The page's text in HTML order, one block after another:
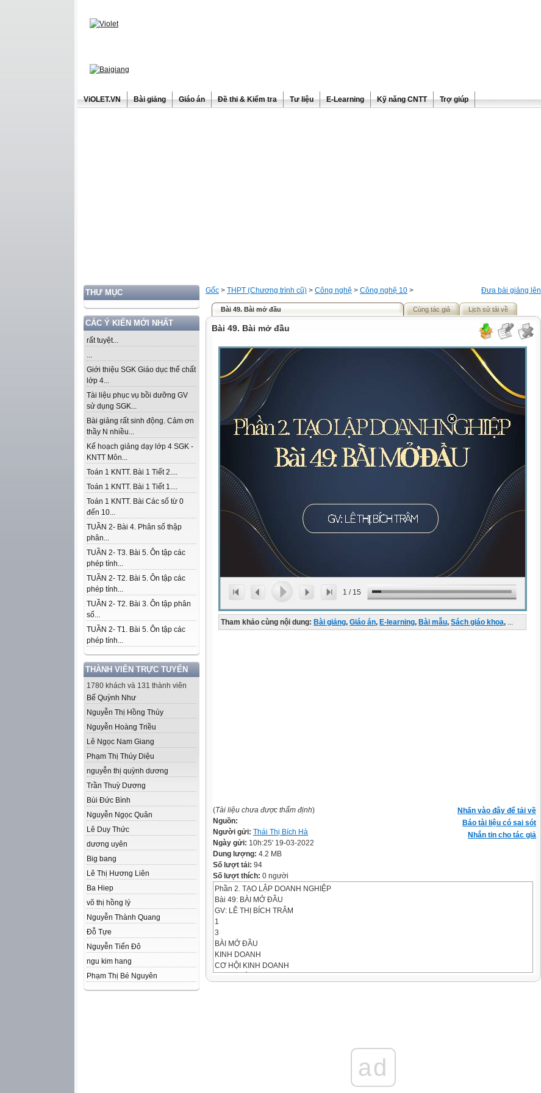
ViOLET.VN Bài giảng Giáo án Đề thi & Kiểm tra Tư liệu E-Learning Kỹ năng CNTT Trợ giúp
THƯ MỤC
CÁC Ý KIẾN MỚI NHẤT
rất tuyệt...
...
Giới thiệu SGK Giáo dục thể chất
lớp 4...
Tài liệu phục vụ bồi dưỡng GV
sử dụng SGK...
Bài giảng rất sinh động. Cảm ơn
thầy N nhiều...
Kế hoạch giảng dạy lớp 4 SGK -
KNTT Môn...
Toán 1 KNTT. Bài 1 Tiết 2....
Toán 1 KNTT. Bài 1 Tiết 1....
Toán 1 KNTT. Bài Các số từ 0
đến 10...
TUẦN 2- Bài 4. Phân số thập
phân...
TUẦN 2- T3. Bài 5. Ôn tập các
phép tính...
TUẦN 2- T2. Bài 5. Ôn tập các
phép tính...
TUẦN 2- T2. Bài 3. Ôn tập phân
số...
TUẦN 2- T1. Bài 5. Ôn tập các
phép tính...
THÀNH VIÊN TRỰC TUYẾN
1780 khách và 131 thành viên
Bế Quỳnh Như
Nguyễn Thị Hồng Thúy
Nguyễn Hoàng Triều
Lê Ngọc Nam Giang
Phạm Thị Thúy Diệu
nguyễn thị quỳnh dương
Trần Thuỳ Dương
Bùi Đức Bình
Nguyễn Ngọc Quân
Lê Duy Thức
dương uyên
Big bang
Lê Thị Hương Liên
Ba Hiep
võ thị hồng lý
Nguyễn Thành Quang
Đỗ Tựe
Nguyễn Tiến Đô
ngu kim hang
Phạm Thị Bé Nguyên
Đưa bài giảng lên
Gốc > THPT (Chương trình cũ) > Công nghệ > Công nghệ 10 >
Bài 49. Bài mở đầu Cùng tác giả Lịch sử tải về
Bài 49. Bài mở đầu
1 / 15
Tham khảo cùng nội dung: Bài giảng, Giáo án, E-learning, Bài mẫu, Sách giáo khoa, ...
Nhấn vào đây để tải về
Báo tài liệu có sai sót
Nhắn tin cho tác giả
(Tài liệu chưa được thẩm định)
Nguồn:
Người gửi: Thái Thị Bích Hà
Ngày gửi: 10h:25' 19-03-2022
Dung lượng: 4.2 MB
Số lượt tải: 94
Số lượt thích: 0 người
Phần 2. TẠO LẬP DOANH NGHIỆP
Bài 49: BÀI MỞ ĐẦU
GV: LÊ THỊ BÍCH TRÂM
1
3
BÀI MỞ ĐẦU
KINH DOANH
CƠ HỘI KINH DOANH
Kinh doanh là việc thực hiện những công việc mà pháp luật cho phép nhằm thu lợi nhuận, bao
gồm 3 lĩnh vực: sản xuất, thương mại và dịch vụad